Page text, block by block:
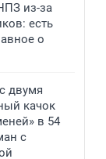
из-за
есть
о
двумя
качок
в 54
с